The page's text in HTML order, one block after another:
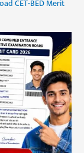
CET-BED Merit